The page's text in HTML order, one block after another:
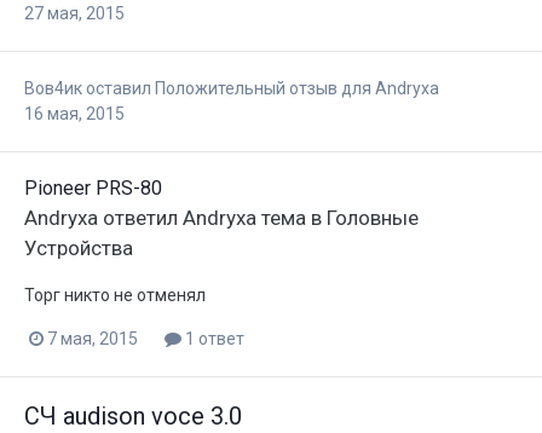
27 мая, 2015
Вов4ик оставил Положительный отзыв для Andryxa
16 мая, 2015
Pioneer PRS-80
Andryxa ответил Andryxa тема в Головные
Устройства
Торг никто не отменял
7 мая, 2015 1 ответ
СЧ audison voce 3.0